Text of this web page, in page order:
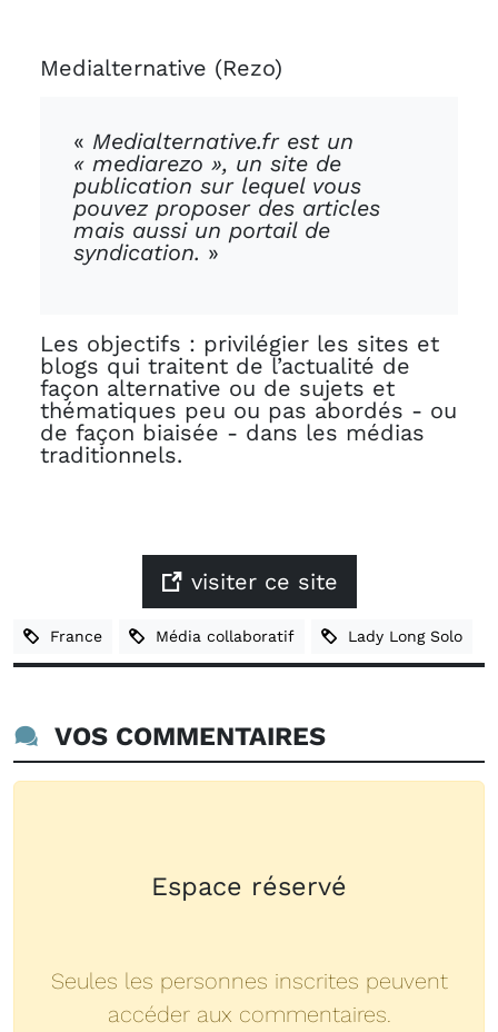
Medialternative (Rezo)
« Medialternative.fr est un
« mediarezo », un site de
publication sur lequel vous
pouvez proposer des articles
mais aussi un portail de
syndication. »
Les objectifs : privilégier les sites et
blogs qui traitent de l’actualité de
façon alternative ou de sujets et
thématiques peu ou pas abordés - ou
de façon biaisée - dans les médias
traditionnels.
visiter ce site
France Média collaboratif Lady Long Solo
VOS COMMENTAIRES
Espace réservé
Seules les personnes inscrites peuvent
accéder aux commentaires.